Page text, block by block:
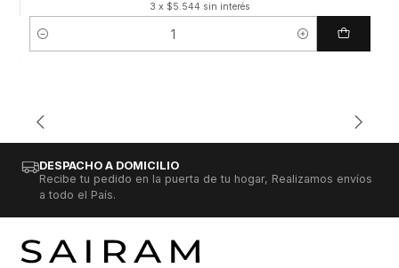
3 x $5.544 sin interés
Cantidad
DESPACHO A DOMICILIO
Recibe tu pedido en la puerta de tu hogar, Realizamos envíos
a todo el País.